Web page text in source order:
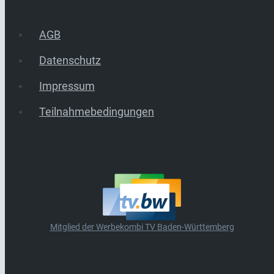
AGB
Datenschutz
Impressum
Teilnahmebedingungen
Mitglied der Werbekombi TV Baden-Württemberg